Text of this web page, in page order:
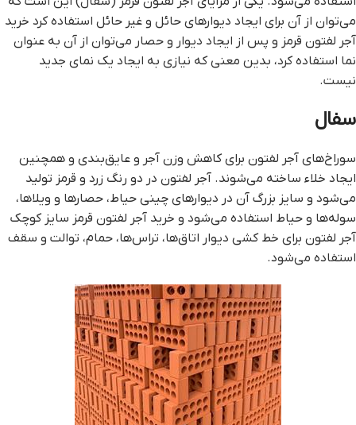
می‌توان از آن برای ایجاد دیوارهای حائل و غیر حائل استفاده کرد خرید
آجر لفتون قرمز و پس از ایجاد دیوار و حصار می‌توان از آن به عنوان
نما استفاده کرد، بدین معنی که نیازی به ایجاد یک نمای جدید
نیست.
سفال
سوراخ‌های آجر لفتون برای کاهش وزن آجر و عایق‌بندی و همچنین
ایجاد خلاء ساخته می‌شوند. آجر لفتون در دو رنگ زرد و قرمز تولید
می‌شود و سایز بزرگ آن در دیوارهای چینی حیاط، حصارها و ویلاها،
سوله‌ها و حیاط استفاده می‌شود و خرید آجر لفتون قرمز سایز کوچک
آجر لفتون برای خط کشی دیوار اتاق‌ها، تراس‌ها، حمام، توالت و سقف
استفاده می‌شود.